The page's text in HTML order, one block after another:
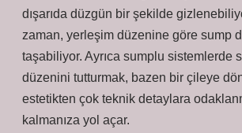
dışarıda düzgün bir şekilde
zaman, yerleşim düzenine göre sump
taşabiliyor. Ayrıca sumplu sistemlerde
düzenini tutturmak, bazen bir çileye
estetikten çok teknik detaylara
kalmanıza yol açar.